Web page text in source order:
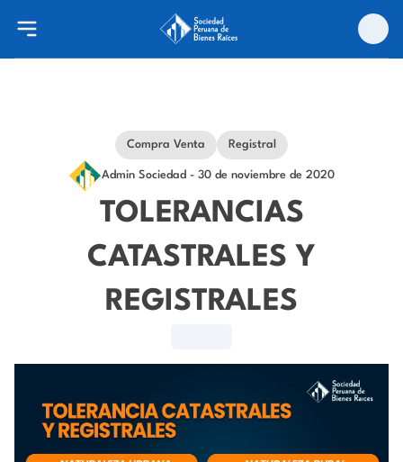
Compra Venta Registral
Admin Sociedad - 30 de noviembre de 2020
TOLERANCIAS
CATASTRALES Y
REGISTRALES